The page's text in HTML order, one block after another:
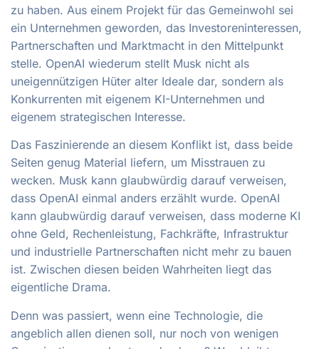
zu haben. Aus einem Projekt für das Gemeinwohl sei
ein Unternehmen geworden, das Investoreninteressen,
Partnerschaften und Marktmacht in den Mittelpunkt
stelle. OpenAI wiederum stellt Musk nicht als
uneigennützigen Hüter alter Ideale dar, sondern als
Konkurrenten mit eigenem KI-Unternehmen und
eigenem strategischen Interesse.
Das Faszinierende an diesem Konflikt ist, dass beide
Seiten genug Material liefern, um Misstrauen zu
wecken. Musk kann glaubwürdig darauf verweisen,
dass OpenAI einmal anders erzählt wurde. OpenAI
kann glaubwürdig darauf verweisen, dass moderne KI
ohne Geld, Rechenleistung, Fachkräfte, Infrastruktur
und industrielle Partnerschaften nicht mehr zu bauen
ist. Zwischen diesen beiden Wahrheiten liegt das
eigentliche Drama.
Denn was passiert, wenn eine Technologie, die
angeblich allen dienen soll, nur noch von wenigen